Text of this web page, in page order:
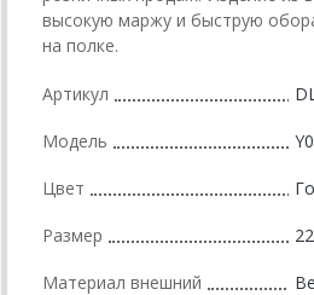
высокую маржу и быструю
на полке.
Артикул
Модель
Цвет
Размер
Материал внешний